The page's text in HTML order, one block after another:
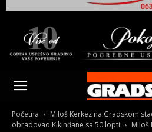
Gradski
Online
Početna
Miloš Kerkez na Gradskom
obradovao Kikinđane sa 50 lopti
Miloš